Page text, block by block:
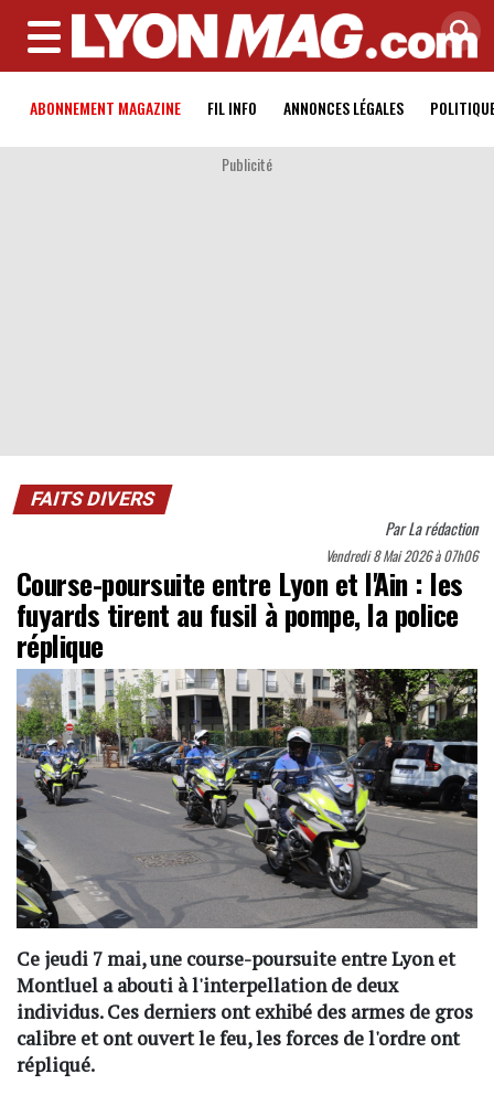
MENU
ABONNEMENT MAGAZINE FIL INFO ANNONCES LÉGALES
Publicité
FAITS DIVERS
ParLa rédaction
Vendredi 8 Mai 2026 à 07h06
Course-poursuite entre Lyon et l'Ain : les
fuyards tirent au fusil à pompe, la police
réplique
Ce jeudi 7 mai, une course-poursuite entre Lyon et
Montluel a abouti à l'interpellation de deux
individus. Ces derniers ont exhibé des armes de gros
calibre et ont ouvert le feu, les forces de l'ordre ont
répliqué.